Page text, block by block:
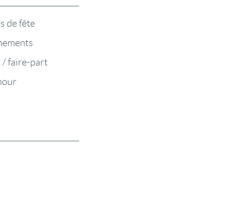
de fête
/ faire-part